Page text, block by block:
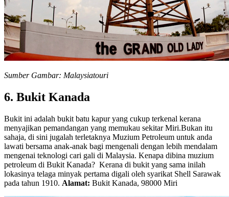
Sumber Gambar: Malaysiatouri
6. Bukit Kanada
Bukit ini adalah bukit batu kapur yang cukup terkenal kerana
menyajikan pemandangan yang memukau sekitar Miri.Bukan itu
sahaja, di sini jugalah terletaknya Muzium Petroleum untuk anda
lawati bersama anak-anak bagi mengenali dengan lebih mendalam
mengenai teknologi cari gali di Malaysia. Kenapa dibina muzium
petroleum di Bukit Kanada? Kerana di bukit yang sama inilah
lokasinya telaga minyak pertama digali oleh syarikat Shell Sarawak
pada tahun 1910. Alamat: Bukit Kanada, 98000 Miri